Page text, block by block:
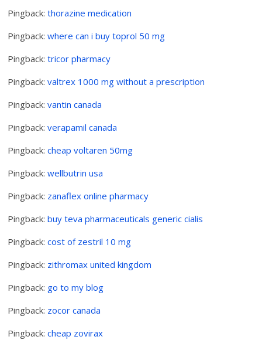
Pingback:thorazine medication
Pingback:where can i buy toprol 50 mg
Pingback:tricor pharmacy
Pingback:valtrex 1000 mg without a prescription
Pingback:vantin canada
Pingback:verapamil canada
Pingback:cheap voltaren 50mg
Pingback:wellbutrin usa
Pingback: zanaflex online pharmacy
Pingback:buy teva pharmaceuticals generic cialis
Pingback:cost of zestril 10 mg
Pingback: zithromax united kingdom
Pingback: go to my blog
Pingback: zocor canada
Pingback:cheap zovirax